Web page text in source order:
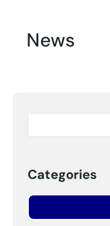
News
Categories